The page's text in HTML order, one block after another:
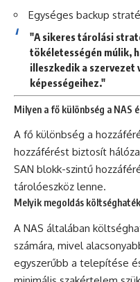
Egységes backup
"A sikeres tárolási
tökéletességén múlik,
illeszkedik a szervezet
képességeihez."
Milyen a fő különbség a NAS
A fő különbség a
hozzáférést biztosít
SAN blokk-szintű
tárolóeszköz lenne.
Melyik megoldás
A NAS általában
számára, mivel
egyszerűbb a telepítése